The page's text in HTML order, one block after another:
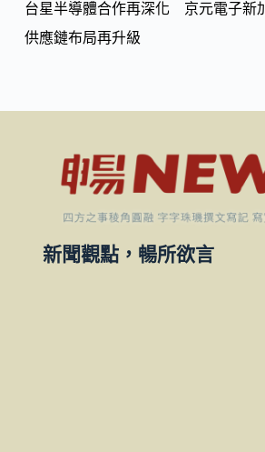
台星半導體合作再深化 京元電子
供應鏈布局再升級
新聞觀點，暢所欲言